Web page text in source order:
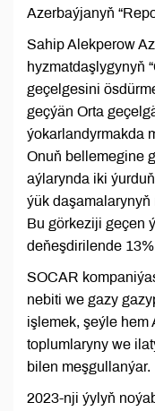
Azerbaýjanyň
Sahip Alekperow
hyzmatdaşlygynyň
geçelgesini
geçýän Orta
ýokarlandyrmakda
Onuň bellemegine
aýlarynda iki
ýük
Bu görkeziji geçen
deňeşdirilende
SOCAR
nebiti we gazy
işlemek, şeýle hem
toplumlaryny we
bilen meşgullanýar.
2023-nji ýylyň